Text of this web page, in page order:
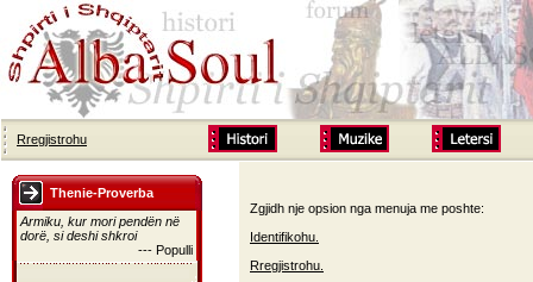
Rregjistrohu
Thenie-Proverba
Armiku, kur mori pendën në
dorë, si deshi shkroi
--- Populli
Zgjidh nje opsion nga menuja me poshte:
Identifikohu.
Rregjistrohu.